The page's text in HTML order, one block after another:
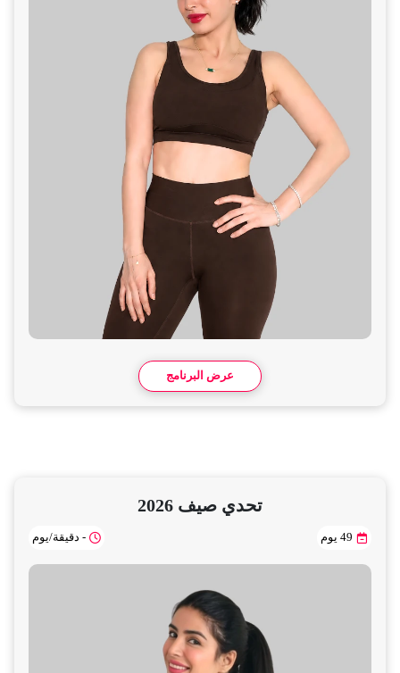
عرض البرنامج
تحدي صيف 2026
49 يوم - دقيقة/يوم